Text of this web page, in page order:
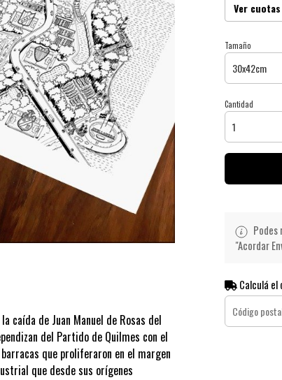
caída de Juan Manuel de Rosas del
del Partido de Quilmes con el
que proliferaron en el margen
que desde sus orígenes
Ver
Tamaño
Cantidad
"Acordar
Calculá el